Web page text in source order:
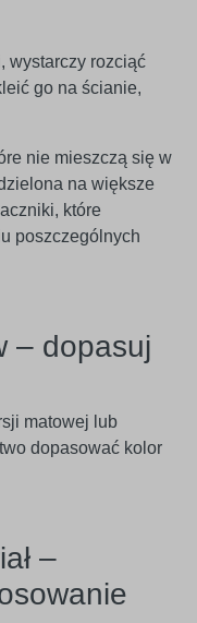
wystarczy rozciąć
go na ścianie,
nie mieszczą się w
na większe
które
poszczególnych
– dopasuj
matowej lub
dopasować kolor
–